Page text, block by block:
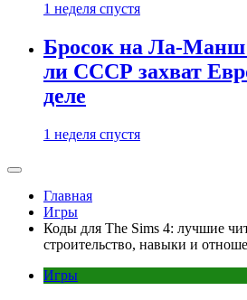
1 неделя спустя
Бросок на Ла-
ли СССР захват
деле
1 неделя спустя
Главная
Игры
Коды для The Sims 4: лучшие
строительство, навыки и
Игры